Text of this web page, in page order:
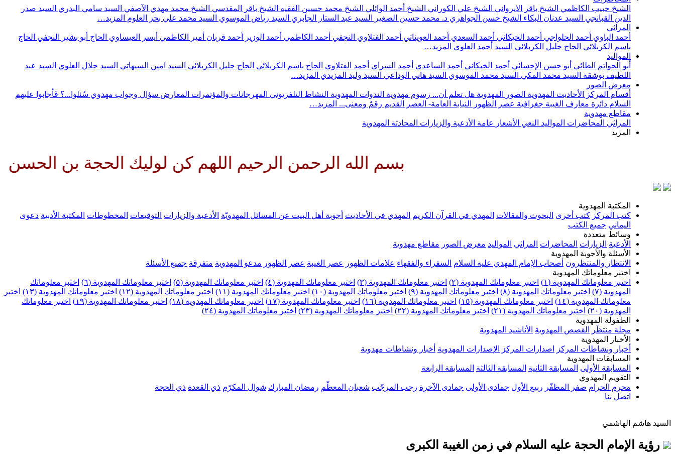
الشيخ حبيب الكاظمي الشيخ باقر الايرواني الشيخ علي الكوراني الشيخ أحمد الوائلي الشيخ محمد حسين الفقيه الشيخ باقر المقدسي الشيخ محمد مهدي الآصفي السيد سامي البدري السيد صدر
الدين القبانجي السيد عدنان البكاء الشيخ حسن الجواهري د. محمد حسين الصغير السيد عبد الستار الجابري السيد رياض الموسوي السيد محمد علي بحر العلوم المزيد…
المراثي
أحمد الباوي أحمد الحلواجي أحمد الخيكاني أحمد السعدي أحمد العويناتي أحمد الفتلاوي النجفي أحمد الكاظمي أحمد الوزير أحمد قربان أمير الكاظمي أيسر العيساوي الحاج أبو بشير النجفي الحاج
باسم الكربلائي الحاج جليل الكربلائي السيد أحمد العلوي المزيد…
المواليد
أبو الحواتم الطائي أبو حسن الإحسائي أحمد الخيكاني أحمد الساعدي أحمد السراي أحمد الفتلاوي الحاج باسم الكربلائي الحاج جليل الكربلائي السيد امين السيهاتي السيد جلال العلوي السيد عبد
اللطيف بوشقة السيد محمد المكي السيد محمد الموسوي السيد هاني الوداعي السيد وليد المزيدي المزيد…
معرض الصور
أقسام المركز
الأحاديث المهدوية الصور المهدوية هل تعلم أن... رسوم مهدوية الندوات المهدوية النشاط التلفزيوني المهرجانات والمؤتمرات المعارض سؤال وجواب مهدوي سُئلوا...؟ فَأجابوا عليهم
السلام دائرة معارف الغيبة جغرافية عصر الظهور النيابة العامة- العصر القديم رقمٌ ومعنى... المزيد…
مقاطع مهدوية
المراثي المحاضرات المواليد النعي الأشعار عامة الأدعية والزيارات المحادثة المهدوية
المزيد
بسم الله الرحمن الرحيم اللهم كن لوليك الحجة بن الحسن صلواتك
المكتبة المهدوية
كتب المركز كتب أخرى البحوث والمقالات المهدي في القرآن الكريم المهدي في الأحاديث أجوبة أهل البيت عن المسائل المهدويّة الأدعية والزيارات التوقيعات المخطوطات المكتبة الأدبية دعوى
اليماني جميع الكتب
وسائط متعددة
الأدعية الزيارات المحاضرات المراثي المواليد معرض الصور مقاطع مهدوية
الأسئلة والأجوبة المهدوية
الانتظار والمنتظرون أصحاب الإمام المهدي عليه السلام السفراء والفقهاء علامات الظهور عصر الغيبة عصر الظهور مدعو المهدوية متفرقة جميع الأسئلة
اختبر معلوماتك المهدوية
اختبر معلوماتك المهدوية (١)
اختبر معلوماتك المهدوية (٢) اختبر معلوماتك المهدوية (٣) اختبر معلوماتك المهدوية (٤) اختبر معلوماتك المهدوية (٥) اختبر معلوماتك المهدوية (٦)
اختبر معلوماتك
المهدوية (٧)
اختبر معلوماتك المهدوية (٨) اختبر معلوماتك المهدوية (٩) اختبر معلوماتك المهدوية (١٠) اختبر معلوماتك المهدوية (١١) اختبر معلوماتك المهدوية (١٢) اختبر معلوماتك المهدوية (١٣)
اختبر
معلوماتك المهدوية (١٤)
اختبر معلوماتك المهدوية (١٥) اختبر معلوماتك المهدوية (١٦) اختبر معلوماتك المهدوية (١٧) اختبر معلوماتك المهدوية (١٨) اختبر معلوماتك المهدوية (١٩)
اختبر معلوماتك
المهدوية (٢٠)
اختبر معلوماتك المهدوية (٢١) اختبر معلوماتك المهدوية (٢٢) اختبر معلوماتك المهدوية (٢٣)
اختبر معلوماتك المهدوية (٢٤)
الطفولة المهدوية
مجلة منتظَر
القصص المهدوية الأناشيد المهدوية
الأخبار المهدوية
أخبار ونشاطات المركز
اصدارات المركز الإصدارات المهدوية أخبار ونشاطات مهدوية
المسابقات المهدوية
المسابقة الأولى المسابقة الثانية المسابقة الثالثة المسابقة الرابعة
التقويم المهدوي
محرم الحرام صفر المظفّر ربيع الأول جمادى الأولى جمادى الآخرة رجب المرجّب شعبان المعظّم رمضان المبارك شوال المكرّم ذي القعدة ذي الحجة
اتصل بنا
السيد هاشم الهاشمي
رؤية الإمام الحجة عليه السلام في زمن الغيبة الكبرى